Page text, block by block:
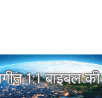
1:1 बाइबल